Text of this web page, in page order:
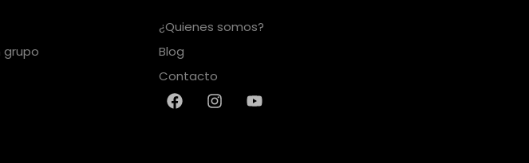
grupo
¿Quienes somos?
Blog
Contacto